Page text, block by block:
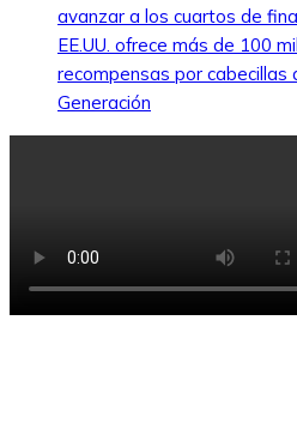
avanzar a los cuartos de
EE.UU. ofrece más de 100
recompensas por cabecillas
Generación